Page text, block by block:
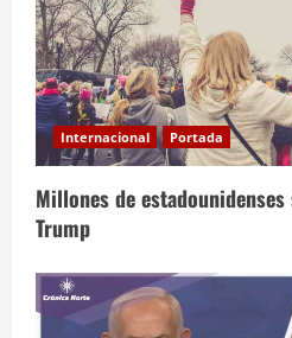
Internacional Portada
Millones de
Trump